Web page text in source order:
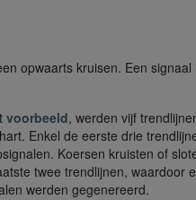
opwaarts kruisen. Een signaal
voorbeeld, werden vijf
Enkel de eerste drie
Koersen kruisten of
twee trendlijnen, waardoor
werden gegenereerd.